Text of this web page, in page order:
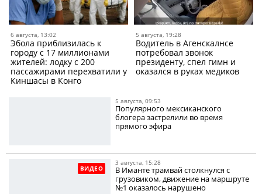
6 августа, 13:02
Эбола приблизилась к
городу с 17 миллионами
жителей: лодку с 200
пассажирами перехватили у
Киншасы в Конго
5 августа, 19:28
Водитель в Агенскалнсе
потребовал звонок
президенту, спел гимн и
оказался в руках медиков
5 августа, 09:53
Популярного мексиканского
блогера застрелили во время
прямого эфира
ВИДЕО
3 августа, 15:28
В Иманте трамвай столкнулся с
грузовиком, движение на маршруте
№1 оказалось нарушено